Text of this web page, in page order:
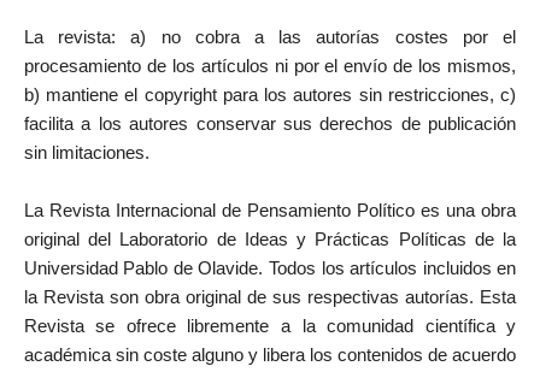
La revista: a) no cobra a las autorías costes por el
procesamiento de los artículos ni por el envío de los mismos,
b) mantiene el copyright para los autores sin restricciones, c)
facilita a los autores conservar sus derechos de publicación
sin limitaciones.
La Revista Internacional de Pensamiento Político es una obra
original del Laboratorio de Ideas y Prácticas Políticas de la
Universidad Pablo de Olavide. Todos los artículos incluidos en
la Revista son obra original de sus respectivas autorías. Esta
Revista se ofrece libremente a la comunidad científica y
académica sin coste alguno y libera los contenidos de acuerdo